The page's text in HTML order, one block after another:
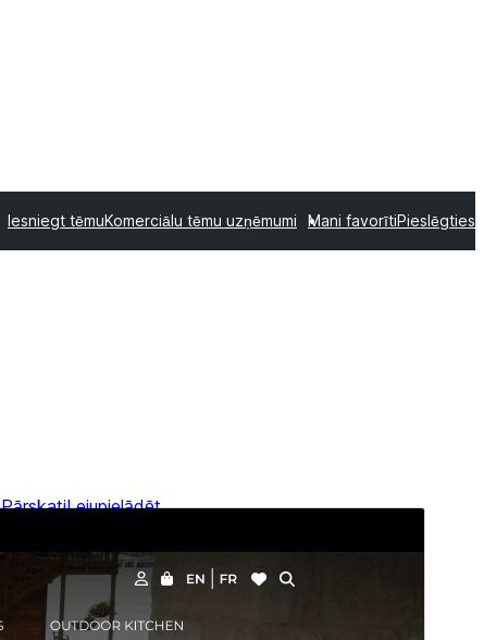
Iesniegt tēmuKomerciālu tēmu uzņēmumi Mani favorītiPieslēgties
PārskatiLejupielādēt
Versija
1.3.2
Pēdējoreiz atjaunināts
13 jūlijs, 2026
Aktīvas instalācijas
PHP versija